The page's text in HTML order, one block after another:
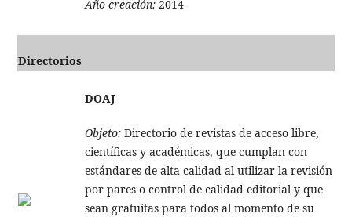
Año creación:2014
Directorios
DOAJ
Objeto:Directorio de revistas de acceso libre,
científicas y académicas, que cumplan con
estándares de alta calidad al utilizar la revisión
por pares o control de calidad editorial y que
sean gratuitas para todos al momento de su